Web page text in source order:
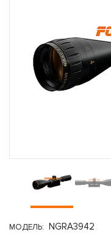
МОДЕЛЬ: NGRA3942